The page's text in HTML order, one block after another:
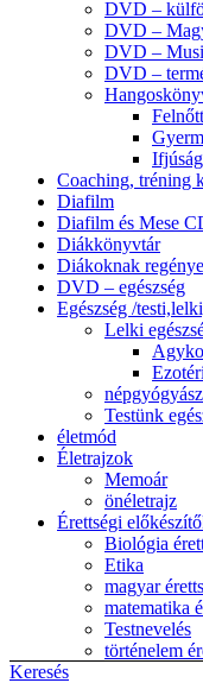
Keresés
DVD –
DVD –
DVD –
DVD –
Felnőtt
Coaching, tréning
Diafilm
Diafilm és Mese
Diákkönyvtár
Diákoknak
DVD – egészség
Egészség /
Lelki
Testünk
életmód
Életrajzok
Memoár
önéletrajz
Érettségi
Biológia
Etika
magyar
matematika
Testnevelés
történelem
Esküvő